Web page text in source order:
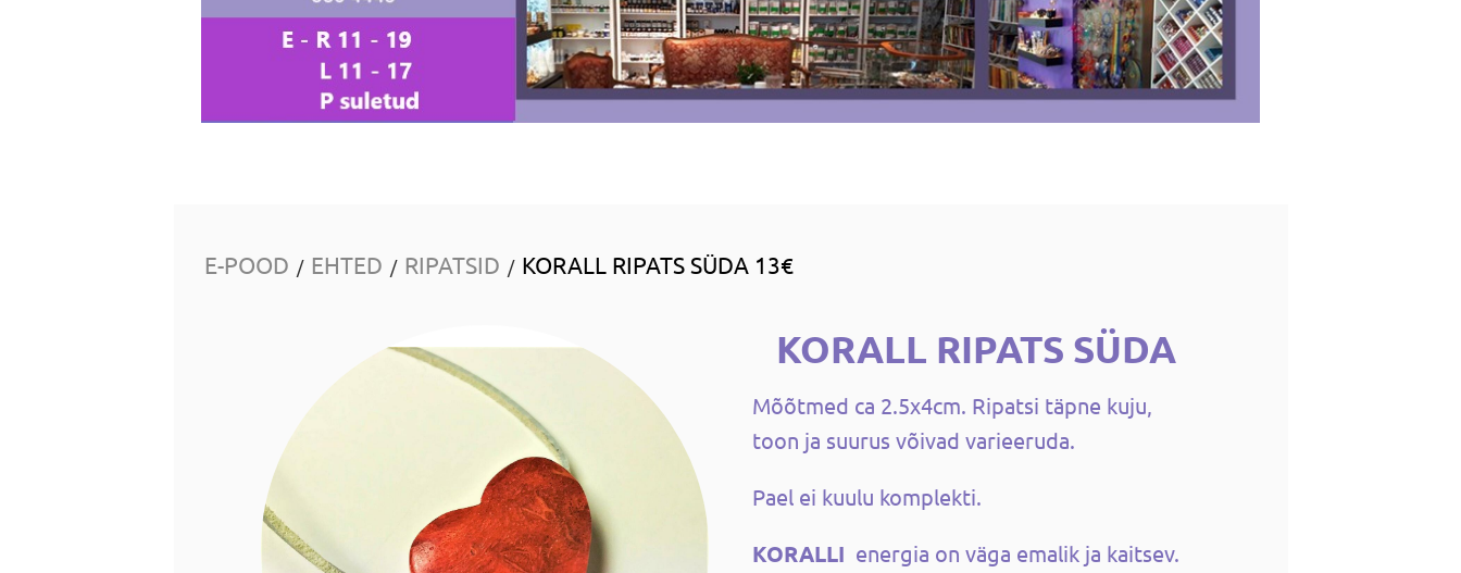
E-POOD / EHTED / RIPATSID / KORALL RIPATS SÜDA 13€
KORALL RIPATS SÜDA
Mõõtmed ca 2.5x4cm. Ripatsi täpne kuju,
toon ja suurus võivad varieeruda.
Pael ei kuulu komplekti.
KORALLI energia on väga emalik ja kaitsev.